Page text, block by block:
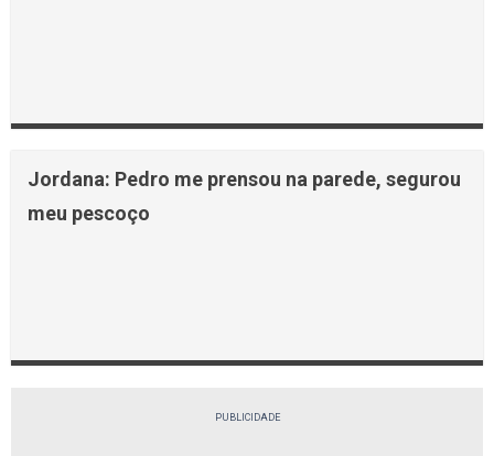
Jordana: Pedro me prensou na parede, segurou
meu pescoço
PUBLICIDADE